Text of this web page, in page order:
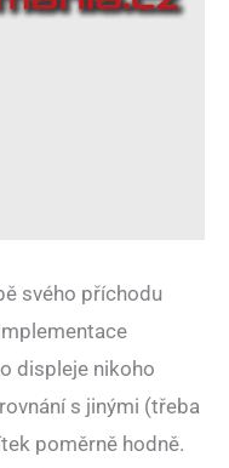
svého příchodu
displeje nikoho
s jinými (třeba
poměrně hodně.